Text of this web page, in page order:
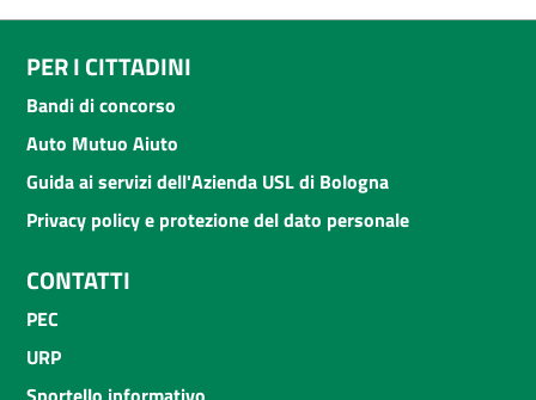
PER I CITTADINI
Bandi di concorso
Auto Mutuo Aiuto
Guida ai servizi dell'Azienda USL di Bologna
Privacy policy e protezione del dato personale
CONTATTI
PEC
URP